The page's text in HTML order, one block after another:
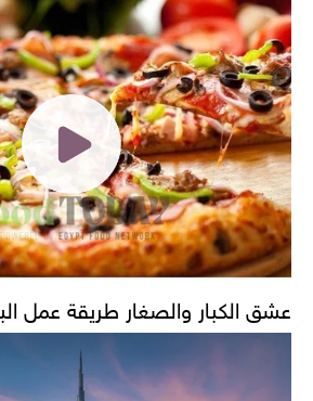
عشق الكبار والصغار طريقة عمل